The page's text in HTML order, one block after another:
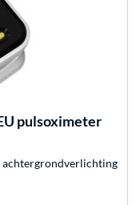
pulsoximeter
achtergrondverlichting